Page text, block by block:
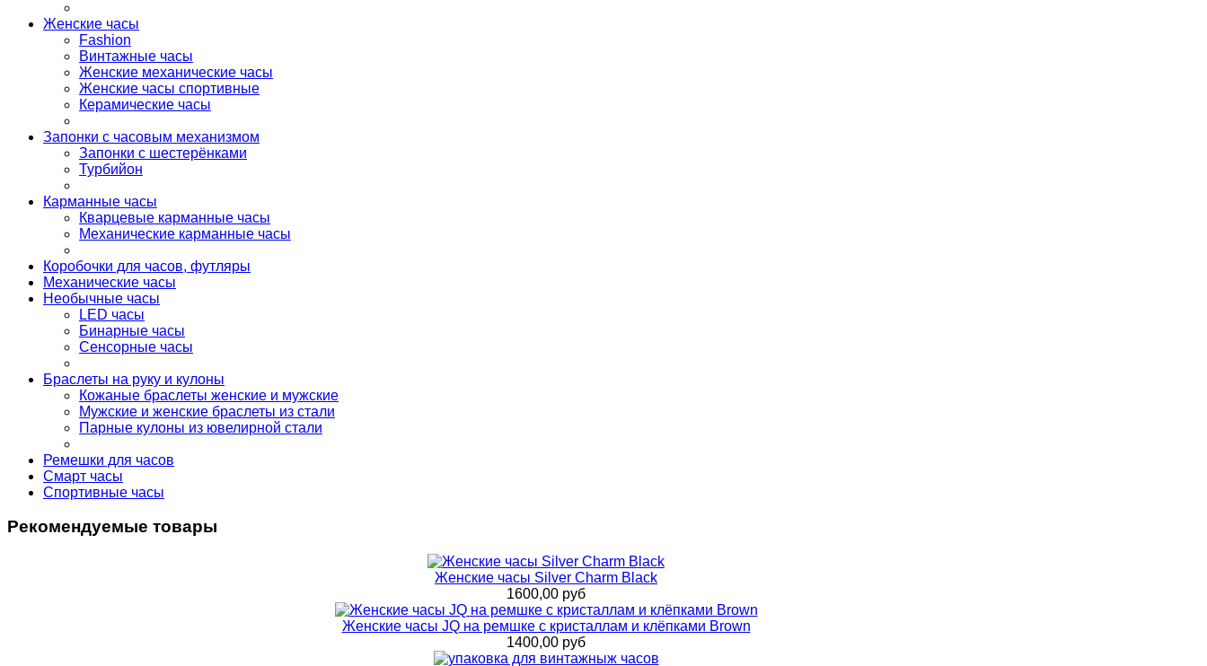
Женские часы
Fashion
Винтажные часы
Женские механические часы
Женские часы спортивные
Керамические часы
Запонки с часовым механизмом
Запонки с шестерёнками
Турбийон
Карманные часы
Кварцевые карманные часы
Механические карманные часы
Коробочки для часов, футляры
Механические часы
Необычные часы
LED часы
Бинарные часы
Сенсорные часы
Браслеты на руку и кулоны
Кожаные браслеты женские и мужские
Мужские и женские браслеты из стали
Парные кулоны из ювелирной стали
Ремешки для часов
Смарт часы
Спортивные часы
Рекомендуемые товары
Женские часы Silver Charm Black
1600,00 руб
Женские часы JQ на ремшке с кристаллам и клёпками Brown
1400,00 руб